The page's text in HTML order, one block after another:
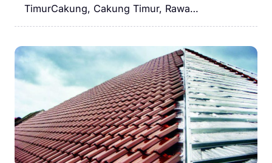
TimurCakung, Cakung Timur, Rawa…